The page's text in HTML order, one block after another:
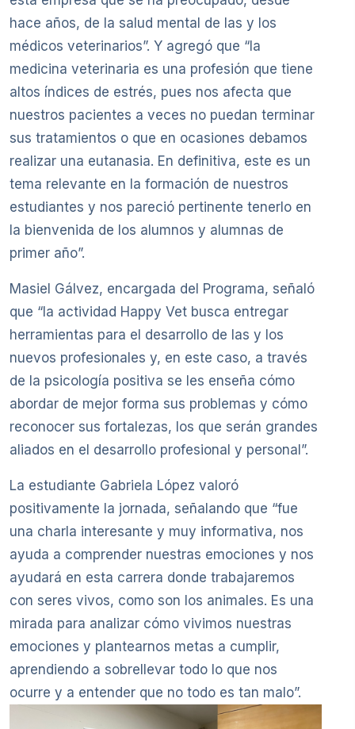
hace años, de la salud mental de las y los
médicos veterinarios”. Y agregó que “la
medicina veterinaria es una profesión que tiene
altos índices de estrés, pues nos afecta que
nuestros pacientes a veces no puedan terminar
sus tratamientos o que en ocasiones debamos
realizar una eutanasia. En definitiva, este es un
tema relevante en la formación de nuestros
estudiantes y nos pareció pertinente tenerlo en
la bienvenida de los alumnos y alumnas de
primer año”.
Masiel Gálvez, encargada del Programa, señaló
que “la actividad Happy Vet busca entregar
herramientas para el desarrollo de las y los
nuevos profesionales y, en este caso, a través
de la psicología positiva se les enseña cómo
abordar de mejor forma sus problemas y cómo
reconocer sus fortalezas, los que serán grandes
aliados en el desarrollo profesional y personal”.
La estudiante Gabriela López valoró
positivamente la jornada, señalando que “fue
una charla interesante y muy informativa, nos
ayuda a comprender nuestras emociones y nos
ayudará en esta carrera donde trabajaremos
con seres vivos, como son los animales. Es una
mirada para analizar cómo vivimos nuestras
emociones y plantearnos metas a cumplir,
aprendiendo a sobrellevar todo lo que nos
ocurre y a entender que no todo es tan malo”.